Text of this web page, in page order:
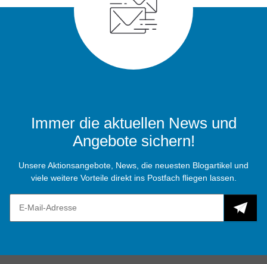
Immer die aktuellen News und
Angebote sichern!
Unsere Aktionsangebote, News, die neuesten Blogartikel und
viele weitere Vorteile direkt ins Postfach fliegen lassen.